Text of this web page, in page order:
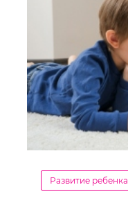
Развитие ребенка